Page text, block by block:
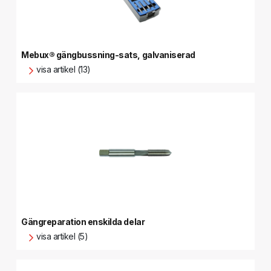
Mebux® gängbussning-sats, galvaniserad
visa artikel (13)
Gängreparation enskilda delar
visa artikel (5)